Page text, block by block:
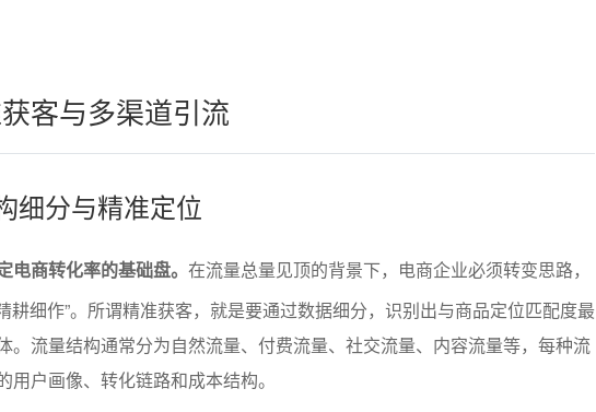
客与多渠道引流
细分与精准定位
电商转化率的基础盘。 在流量总量见顶的背景下，电商企业必须转变思路，
耕细作”。所谓精准获客，就是要通过数据细分，识别出与商品定位匹配度最
。流量结构通常分为自然流量、付费流量、社交流量、内容流量等，每种流
用户画像、转化链路和成本结构。